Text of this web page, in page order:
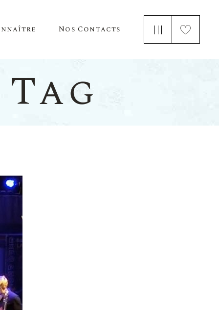
De Nous
Nos Contacts
Nous